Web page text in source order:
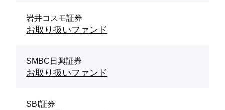
岩井コスモ証券
お取り扱いファンド
SMBC日興証券
お取り扱いファンド
SBI証券